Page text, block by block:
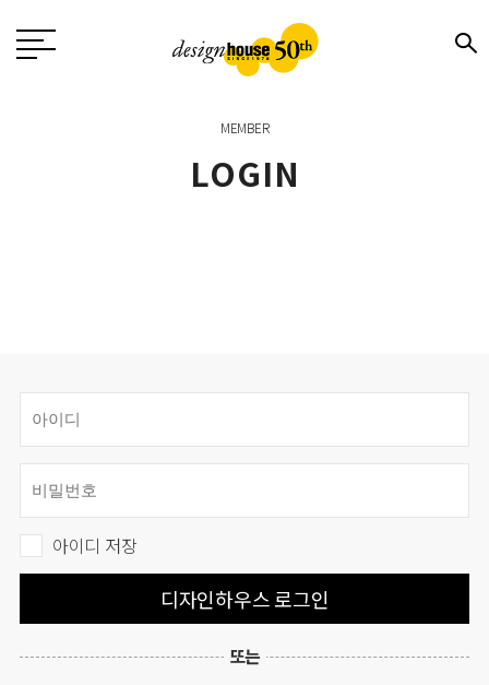
MEMBER
LOGIN
아이디 저장
디자인하우스 로그인
또는